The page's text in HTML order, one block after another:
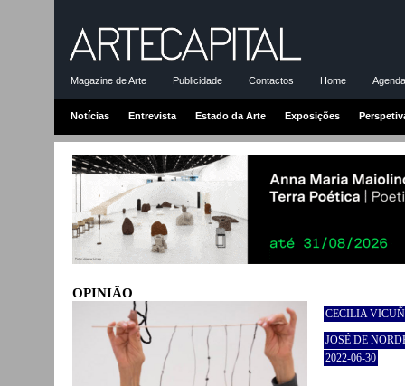
Magazine de Arte Publicidade Contactos Home
Notícias Entrevista Estado da Arte Exposições
OPINIÃO
CECILIA
JOSÉ DE
2022-06-30